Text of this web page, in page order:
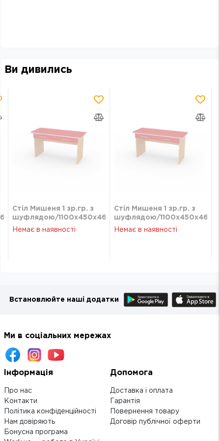
Ви дивились
Стіл Мишеня 1 зр.гр. з
шуфлядою/1100х450х460
51213
Немає в наявності
Стіл Мишеня 1 зр.гр. з
шуфлядою/1100х450х460
51213
Немає в наявності
Встановлюйте наші додатки
Ми в соціальних мережах
Інформація
Про нас
Контакти
Політика конфіденційності
Нам довіряють
Бонусна програма
Допомога
Доставка і оплата
Гарантія
Повернення товару
Договір публічної оферти